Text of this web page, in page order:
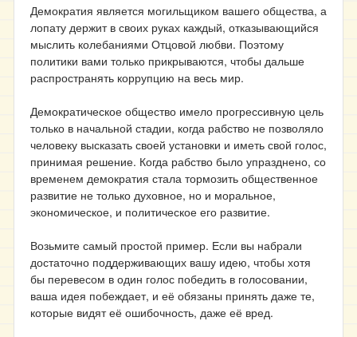
Демократия является могильщиком вашего общества, а
лопату держит в своих руках каждый, отказывающийся
мыслить колебаниями Отцовой любви. Поэтому
политики вами только прикрываются, чтобы дальше
распространять коррупцию на весь мир.
Демократическое общество имело прогрессивную цель
только в начальной стадии, когда рабство не позволяло
человеку высказать своей установки и иметь свой голос,
принимая решение. Когда рабство было упразднено, со
временем демократия стала тормозить общественное
развитие не только духовное, но и моральное,
экономическое, и политическое его развитие.
Возьмите самый простой пример. Если вы набрали
достаточно поддерживающих вашу идею, чтобы хотя
бы перевесом в один голос победить в голосовании,
ваша идея побеждает, и её обязаны принять даже те,
которые видят её ошибочность, даже её вред.